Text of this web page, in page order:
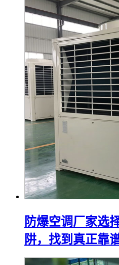
防爆空调厂家选
阱，找到真正靠